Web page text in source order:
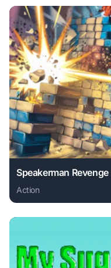
Speakerman Revenge
Action
Play Speakerman